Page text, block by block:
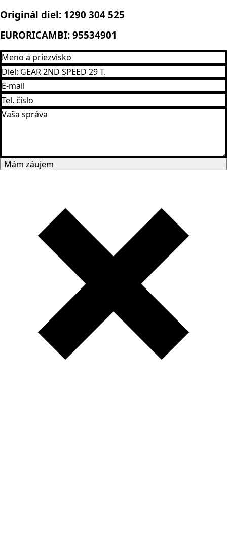
Originál diel: 1290 304 525
EURORICAMBI: 95534901
Mám záujem